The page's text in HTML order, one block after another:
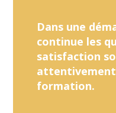
Dans une
continue les
satisfaction
attentivement
formation.